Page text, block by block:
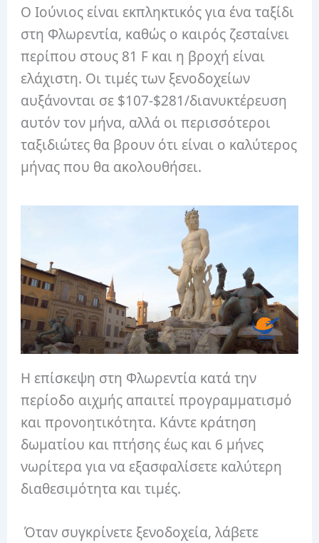
Ο Ιούνιος είναι εκπληκτικός για ένα ταξίδι
στη Φλωρεντία, καθώς ο καιρός ζεσταίνει
περίπου στους 81 F και η βροχή είναι
ελάχιστη. Οι τιμές των ξενοδοχείων
αυξάνονται σε $107-$281/διανυκτέρευση
αυτόν τον μήνα, αλλά οι περισσότεροι
ταξιδιώτες θα βρουν ότι είναι ο καλύτερος
μήνας που θα ακολουθήσει.
Η επίσκεψη στη Φλωρεντία κατά την
περίοδο αιχμής απαιτεί προγραμματισμό
και προνοητικότητα. Κάντε κράτηση
δωματίου και πτήσης έως και 6 μήνες
νωρίτερα για να εξασφαλίσετε καλύτερη
διαθεσιμότητα και τιμές.
Όταν συγκρίνετε ξενοδοχεία, λάβετε